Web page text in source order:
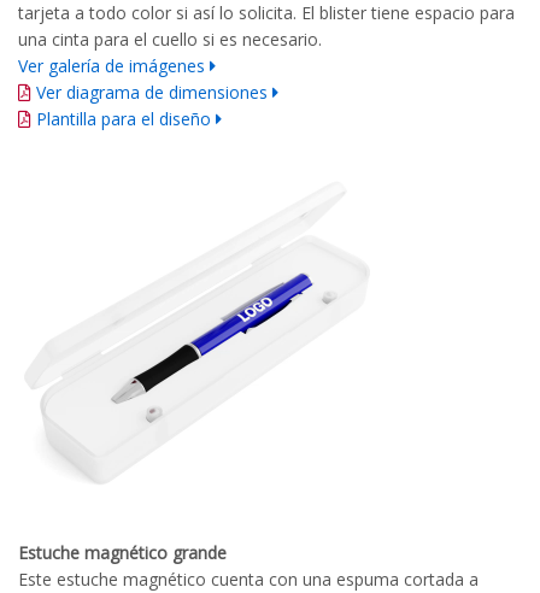
tarjeta a todo color si así lo solicita. El blister tiene espacio para
una cinta para el cuello si es necesario.
Ver galería de imágenes
Ver diagrama de dimensiones
Plantilla para el diseño
Estuche magnético grande
Este estuche magnético cuenta con una espuma cortada a